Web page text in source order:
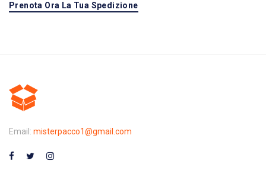
Prenota Ora La Tua Spedizione
Email: misterpacco1@gmail.com